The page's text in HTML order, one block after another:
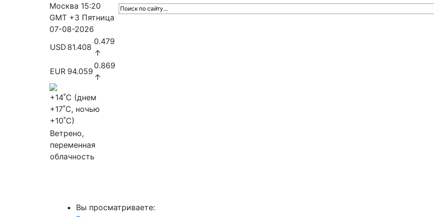
Москва 15:20
GMT +3 Пятница
07-08-2026
USD 81.408
0.479
↑
EUR 94.059
0.869
↑
+14˚C (днем
+17˚C, ночью
+10˚C)
Ветрено,
переменная
облачность
Вы просматриваете: